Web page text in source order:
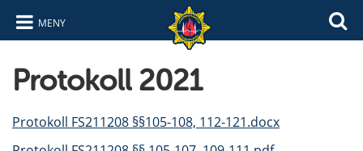
MENY
Hoppa till innehåll
Hoppa till navigering
Protokoll 2021
Protokoll FS211208 §§105-108, 112-121.docx